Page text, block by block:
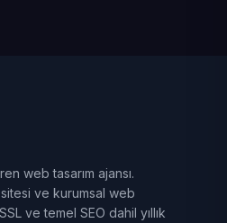
web tasarım ajansı.
ve kurumsal web
ve temel SEO dahil yıllık